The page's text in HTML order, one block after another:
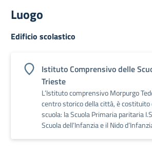
Luogo
Edificio scolastico
Istituto Comprensivo delle
Trieste
L’Istituto comprensivo Morpurgo
centro storico della città, è costituito
scuola: la Scuola Primaria paritaria
Scuola dell’Infanzia e il Nido